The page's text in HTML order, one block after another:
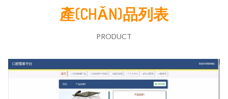
產(CHǍN)品列表
PRODUCT